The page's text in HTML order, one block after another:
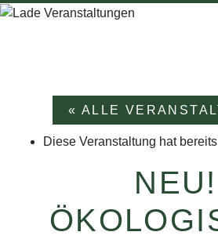
« ALLE
Diese Veranstaltung hat
NEU!